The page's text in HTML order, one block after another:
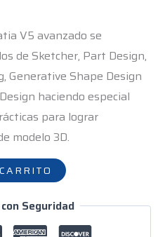
V5 avanzado se
de Sketcher, Part Design,
Generative Shape Design
haciendo especial
para lograr
modelo 3D.
Seguridad